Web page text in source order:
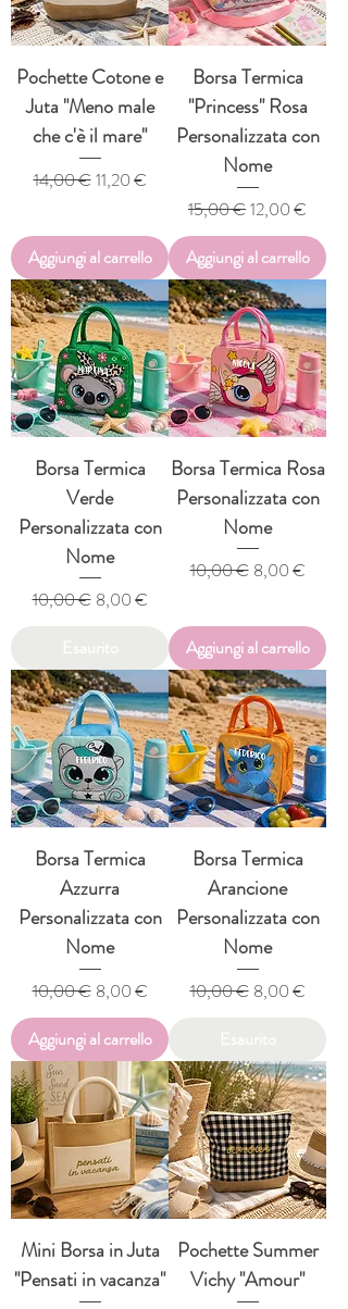
Pochette Cotone e
Juta "Meno male
che c'è il mare"
Prezzo regolare
14,00 €Prezzo scontato
11,20 €
Aggiungi al carrello
Borsa Termica
"Princess" Rosa
Personalizzata con
Nome
Prezzo regolare
15,00 €Prezzo scontato
12,00 €
Aggiungi al carrello
Borsa Termica
Verde
Personalizzata con
Nome
Prezzo regolare
10,00 € Prezzo scontato
8,00 €
Borsa Termica Rosa
Personalizzata con
Nome
Prezzo regolare
10,00 € Prezzo scontato
8,00 €
Aggiungi al carrello
Borsa Termica
Azzurra
Personalizzata con
Nome
Prezzo regolare
10,00 € Prezzo scontato
8,00 €
Aggiungi al carrello
Borsa Termica
Arancione
Personalizzata con
Nome
Prezzo regolare
10,00 € Prezzo scontato
8,00 €
Mini Borsa in Juta
"Pensati in vacanza"
Pochette Summer
Vichy "Amour"